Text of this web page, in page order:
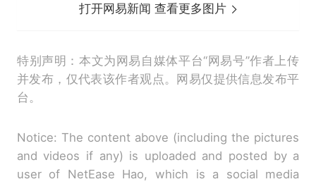
打开网易新闻 查看更多图片
特别声明：本文为网易自媒体平台“网易号”作者上传
并发布，仅代表该作者观点。网易仅提供信息发布平
台。
Notice: The content above (including the pictures
and videos if any) is uploaded and posted by a
user of NetEase Hao, which is a social media